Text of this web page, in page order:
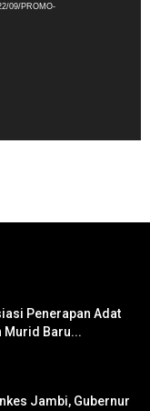
09/PROMO-
Penerapan Adat
Murid Baru...
Jambi, Gubernur